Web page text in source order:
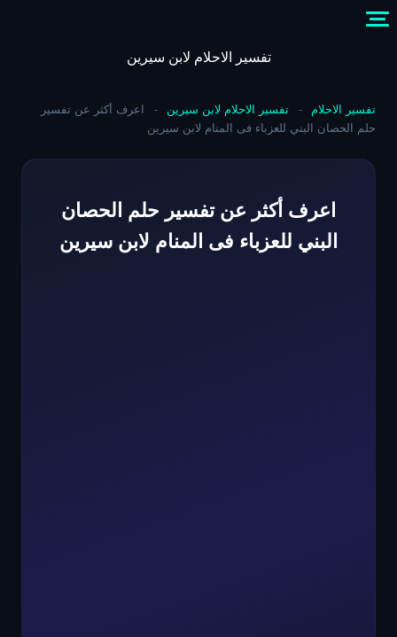
content
تفسير الاحلام لابن سيرين
تفسير الاحلام - تفسير الاحلام لابن سيرين -
اعرف أكثر عن تفسير
حلم الحصان البني للعزباء فى المنام لابن سيرين
اعرف أكثر عن تفسير حلم الحصان
البني للعزباء فى المنام لابن سيرين